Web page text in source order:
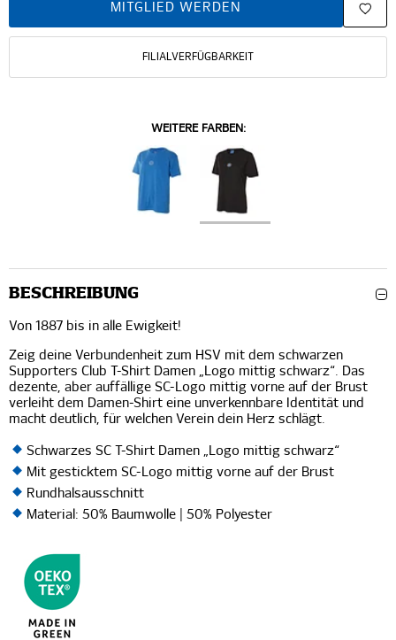
MITGLIED WERDEN
FILIALVERFÜGBARKEIT
WEITERE FARBEN:
BESCHREIBUNG
Von 1887 bis in alle Ewigkeit!
Zeig deine Verbundenheit zum HSV mit dem schwarzen
Supporters Club T-Shirt Damen „Logo mittig schwarz“. Das
dezente, aber auffällige SC-Logo mittig vorne auf der Brust
verleiht dem Damen-Shirt eine unverkennbare Identität und
macht deutlich, für welchen Verein dein Herz schlägt.
Schwarzes SC T-Shirt Damen „Logo mittig schwarz“
Mit gesticktem SC-Logo mittig vorne auf der Brust
Rundhalsausschnitt
Material: 50% Baumwolle | 50% Polyester